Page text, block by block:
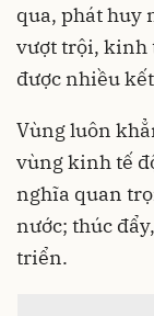
qua, phát huy
vượt trội, kinh
được nhiều
Vùng luôn
vùng kinh tế
nghĩa quan
nước; thúc
triển.